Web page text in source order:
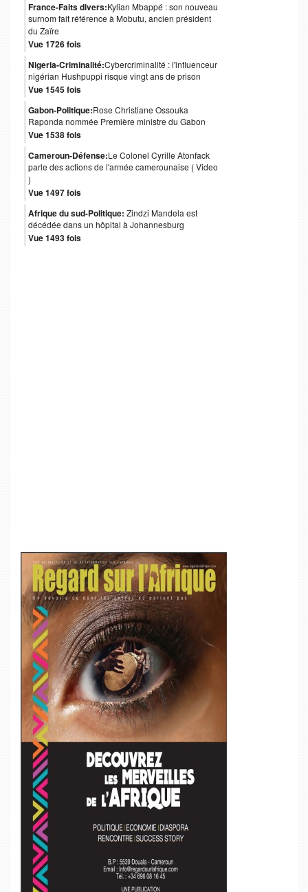
France-Faits divers:Kylian Mbappé : son nouveau
surnom fait référence à Mobutu, ancien président
du Zaïre
Vue 1726 fois
Nigeria-Criminalité:Cybercriminalité : l'influenceur
nigérian Hushpuppi risque vingt ans de prison
Vue 1545 fois
Gabon-Politique:Rose Christiane Ossouka
Raponda nommée Première ministre du Gabon
Vue 1538 fois
Cameroun-Défense:Le Colonel Cyrille Atonfack
parle des actions de l'armée camerounaise ( Video
)
Vue 1497 fois
Afrique du sud-Politique: Zindzi Mandela est
décédée dans un hôpital à Johannesburg
Vue 1493 fois